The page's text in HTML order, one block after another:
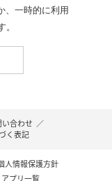
、一時的に利用
い合わせ ／
く表記
人情報保護方針
アプリ一覧